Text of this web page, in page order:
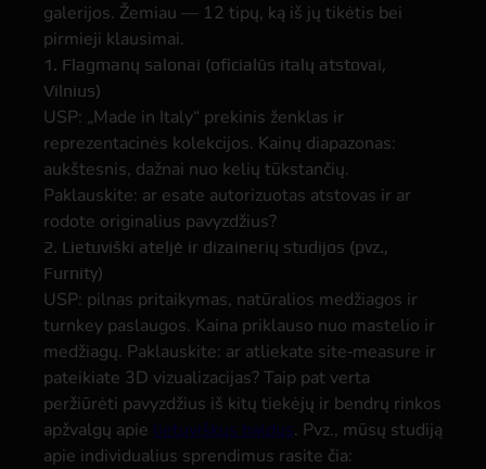
galerijos. Žemiau — 12 tipų, ką iš jų tikėtis bei
pirmieji klausimai.
1. Flagmanų salonai (oficialūs italų atstovai,
Vilnius)
USP: „Made in Italy“ prekinis ženklas ir
reprezentacinės kolekcijos. Kainų diapazonas:
aukštesnis, dažnai nuo kelių tūkstančių.
Paklauskite: ar esate autorizuotas atstovas ir ar
rodote originalius pavyzdžius?
2. Lietuviški ateljė ir dizainerių studijos (pvz.,
Furnity)
USP: pilnas pritaikymas, natūralios medžiagos ir
turnkey paslaugos. Kaina priklauso nuo mastelio ir
medžiagų. Paklauskite: ar atliekate site‑measure ir
pateikiate 3D vizualizacijas? Taip pat verta
peržiūrėti pavyzdžius iš kitų tiekėjų ir bendrų rinkos
apžvalgų apie lietuviškus baldus. Pvz., mūsų studiją
apie individualius sprendimus rasite čia: